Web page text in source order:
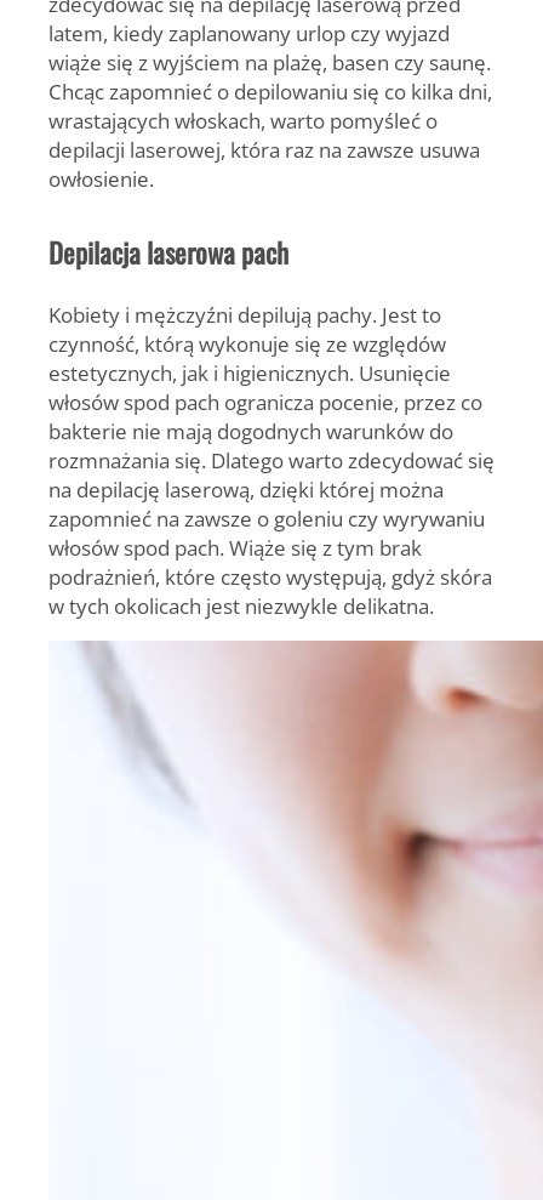
latem, kiedy zaplanowany urlop czy wyjazd
wiąże się z wyjściem na plażę, basen czy saunę.
Chcąc zapomnieć o depilowaniu się co kilka dni,
wrastających włoskach, warto pomyśleć o
depilacji laserowej, która raz na zawsze usuwa
owłosienie.
Depilacja laserowa pach
Kobiety i mężczyźni depilują pachy. Jest to
czynność, którą wykonuje się ze względów
estetycznych, jak i higienicznych. Usunięcie
włosów spod pach ogranicza pocenie, przez co
bakterie nie mają dogodnych warunków do
rozmnażania się. Dlatego warto zdecydować się
na depilację laserową, dzięki której można
zapomnieć na zawsze o goleniu czy wyrywaniu
włosów spod pach. Wiąże się z tym brak
podrażnień, które często występują, gdyż skóra
w tych okolicach jest niezwykle delikatna.